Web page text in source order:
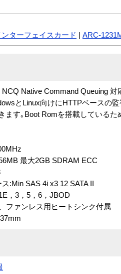
ンターフェイスカード ARC-
NCQ Native Command Queuing
とLinux向けにHTTPベースの
ます｡Boot Romを搭載している
最大2GB SDRAM ECC
:Min SAS 4i x3 12 SATA II
，3，5，6，JBOD
ファンレス用ヒートシンク付属